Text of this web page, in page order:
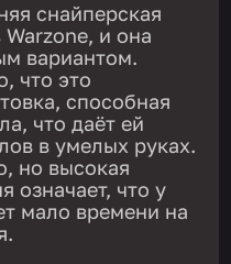
снайперская
и она
вариантом.
что это
способная
что даёт ей
в умелых руках.
но высокая
означает, что у
мало времени на